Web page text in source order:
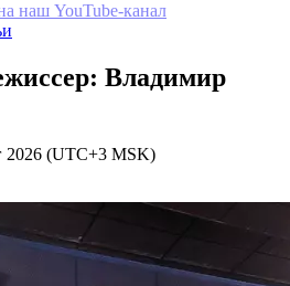
наш YouTube-канал
Владимир
2026 (UTC+3 MSK)